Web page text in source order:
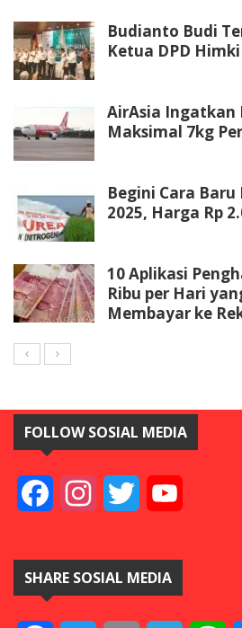
Budianto Budi
Ketua DPD
AirAsia Ingatkan
Maksimal 7kg
Begini Cara Baru
2025, Harga Rp
10 Aplikasi
Ribu per Hari
Membayar ke
FOLLOW SOSIAL MEDIA
FacebookInstagramTwitter
SHARE SOSIAL MEDIA